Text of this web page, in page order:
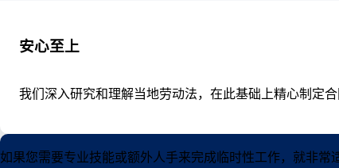
安心至上
我们深入研究和理解当地劳动法，在此基础上精心制定
如果您需要专业技能或额外人手来完成临时性工作，就非